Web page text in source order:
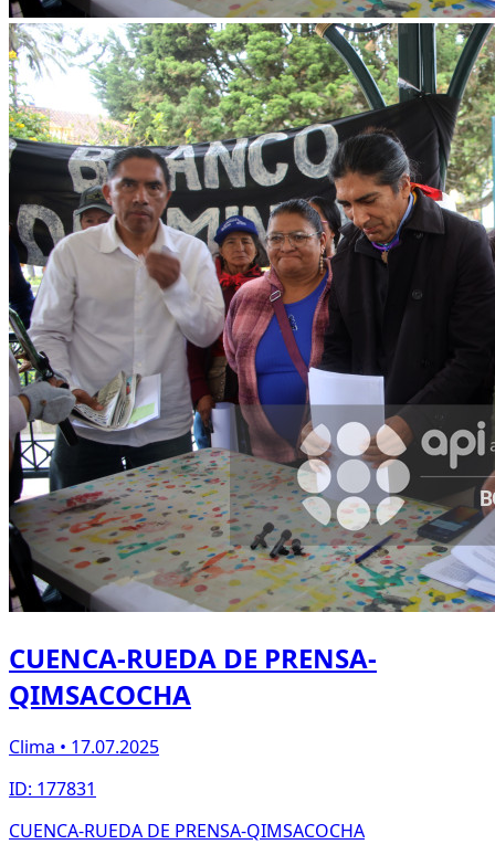
CUENCA-RUEDA DE PRENSA-
QIMSACOCHA
Clima • 17.07.2025
ID: 177831
CUENCA-RUEDA DE PRENSA-QIMSACOCHA